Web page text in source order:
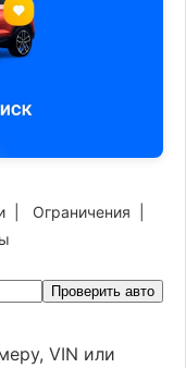
Ограничения
Проверить авто
VIN или